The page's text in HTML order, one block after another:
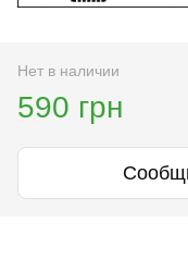
Нет в наличии
590 грн